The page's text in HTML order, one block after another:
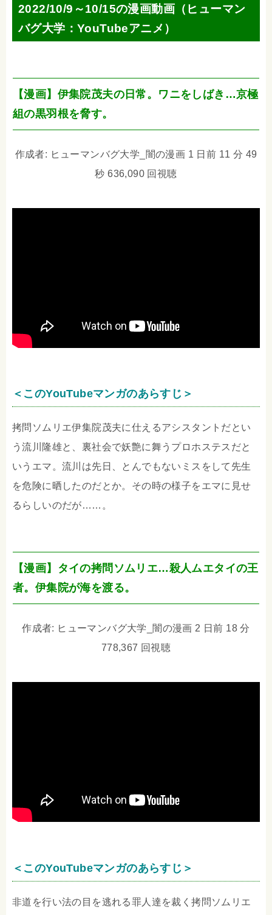
2022/10/9～10/15の漫画動画（ヒューマン
バグ大学：YouTubeアニメ）
【漫画】伊集院茂夫の日常。ワニをしばき…京極
組の黒羽根を脅す。
作成者: ヒューマンバグ大学_闇の漫画 1 日前 11 分 49
秒 636,090 回視聴
＜このYouTubeマンガのあらすじ＞
拷問ソムリエ伊集院茂夫に仕えるアシスタントだとい
う流川隆雄と、裏社会で妖艶に舞うプロホステスだと
いうエマ。流川は先日、とんでもないミスをして先生
を危険に晒したのだとか。その時の様子をエマに見せ
るらしいのだが……。
【漫画】タイの拷問ソムリエ…殺人ムエタイの王
者。伊集院が海を渡る。
作成者: ヒューマンバグ大学_闇の漫画 2 日前 18 分
778,367 回視聴
＜このYouTubeマンガのあらすじ＞
非道を行い法の目を逃れる罪人達を裁く拷問ソムリエ